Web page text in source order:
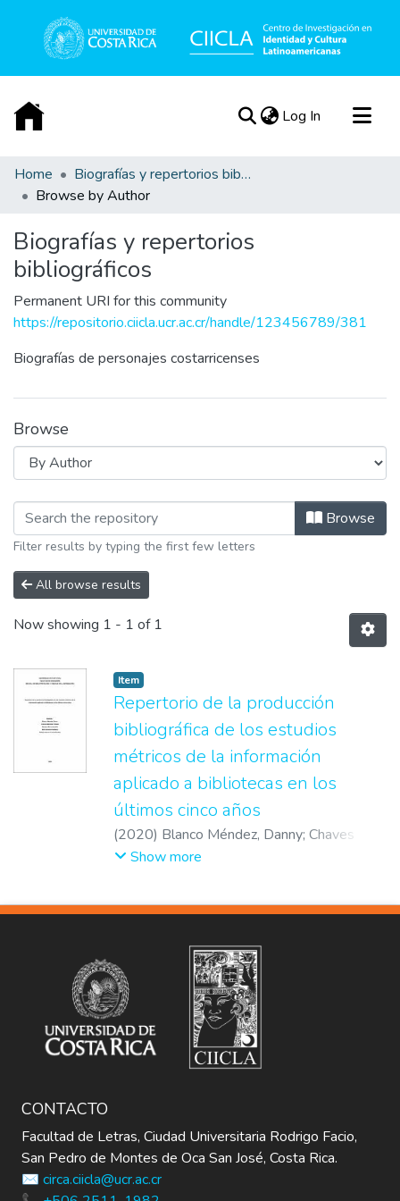
Log In (current)
Communities & Collections
All of DSpace
Acerca de
Home
Biografías y repertorios bibliográficos
Browse by Author
Biografías y repertorios
bibliográficos
Permanent URI for this community
https://repositorio.ciicla.ucr.ac.cr/handle/123456789/381
Biografías de personajes costarricenses
Browse
Browsing Biografías y repertorios
Browse
Filter results by typing the first few letters
All browse results
Now showing 1 - 1 of 1
Item
Repertorio de la producción
bibliográfica de los estudios
métricos de la información
aplicado a bibliotecas en los
últimos cinco años
(2020) Blanco Méndez, Danny; Chaves
Martínez, Pamela
Show more
CONTACTO
Facultad de Letras, Ciudad Universitaria Rodrigo Facio,
San Pedro de Montes de Oca San José, Costa Rica.
✉️ circa.ciicla@ucr.ac.cr